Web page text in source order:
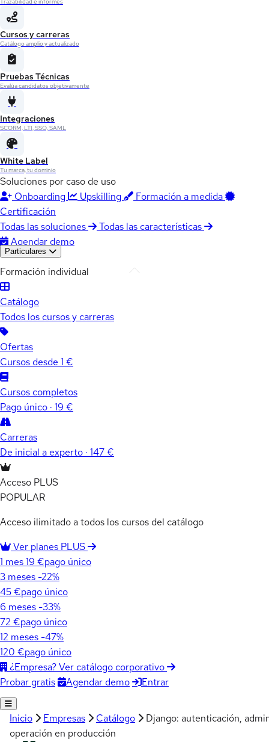
Cursos y carreras
Catálogo amplio y actualizado
Pruebas Técnicas
Evalúa candidatos objetivamente
Integraciones
SCORM, LTI, SSO, SAML
White Label
Tu marca, tu dominio
Soluciones por caso de uso
Onboarding
Upskilling
Formación a medida
Certificación
Todas las soluciones
Todas las características
Agendar demo
Particulares
Formación individual
Catálogo
Todos los cursos y carreras
Ofertas
Cursos desde 1 €
Cursos completos
Pago único · 19 €
Carreras
De inicial a experto · 147 €
Acceso PLUS
POPULAR
Acceso ilimitado a todos los cursos del catálogo
Ver planes PLUS
1 mes19 €pago único
3 meses -22%
45 €pago único
6 meses -33%
72 €pago único
12 meses -47%
120 €pago único
¿Empresa? Ver catálogo corporativo
Probar gratis
Agendar demo Entrar
Inicio Empresas Catálogo
Django: autenticación,
operación en producción